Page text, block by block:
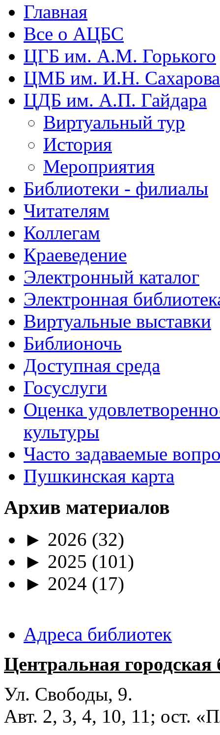
Главная
Все о АЦБС
ЦГБ им. А.М. Горького
ЦМБ им. И.Н. Сахарова
ЦДБ им. А.П. Гайдара
Виртуальный тур
История
Мероприятия
Библиотеки - филиалы
Читателям
Коллегам
Краеведение
Электронный каталог
Электронная
Виртуальные выставки
Библионочь
Доступная среда
Госуслуги
Оценка
культуры
Часто задаваемые
Пушкинская карта
Архив материалов
► 2026 (32)
► 2025 (101)
► 2024 (17)
Адреса библиотек
Центральная
Ул. Свободы, 9.
Авт. 2, 3, 4, 10, 11; ост.